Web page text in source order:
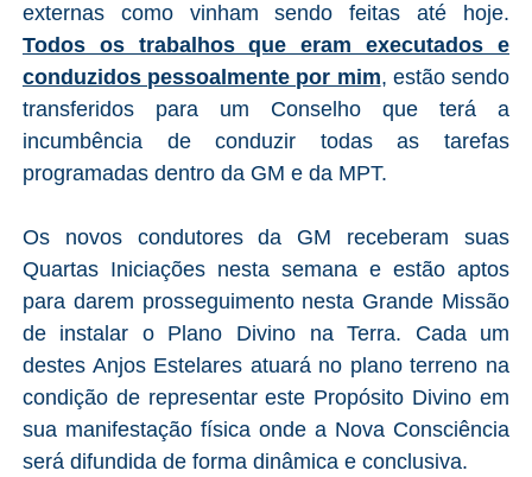
externas como vinham sendo feitas até hoje.
Todos os trabalhos que eram executados e
conduzidos pessoalmente por mim, estão sendo
transferidos para um Conselho que terá a
incumbência de conduzir todas as tarefas
programadas dentro da GM e da MPT.
Os novos condutores da GM receberam suas
Quartas Iniciações nesta semana e estão aptos
para darem prosseguimento nesta Grande Missão
de instalar o Plano Divino na Terra. Cada um
destes Anjos Estelares atuará no plano terreno na
condição de representar este Propósito Divino em
sua manifestação física onde a Nova Consciência
será difundida de forma dinâmica e conclusiva.